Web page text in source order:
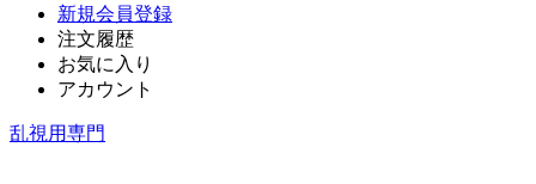
新規会員登録
注文履歴
お気に入り
アカウント
乱視用専門